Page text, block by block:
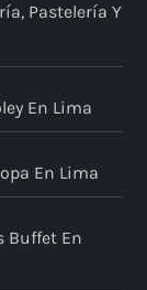
Pastelería Y
En Lima
En Lima
Buffet En